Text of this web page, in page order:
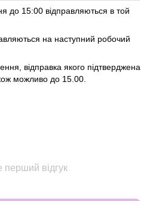
до 15:00 відправляються в той
на наступний робочий
відправка якого підтверджена
можливо до 15.00.
перший відгук